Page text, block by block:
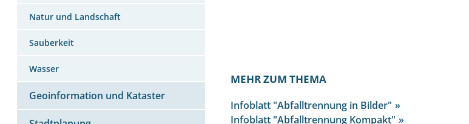
Natur und Landschaft
Sauberkeit
Wasser
Geoinformation und Kataster
MEHR ZUM THEMA
Infoblatt "Abfalltrennung in Bilder"
Infoblatt "Abfalltrennung Kompakt"